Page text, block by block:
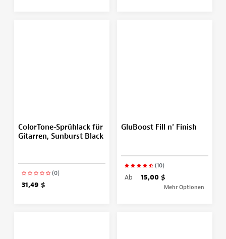
ColorTone-Sprühlack für
Gitarren, Sunburst Black
(0)
31,49 $
GluBoost Fill n' Finish
(10)
Ab 15,00 $
Mehr Optionen